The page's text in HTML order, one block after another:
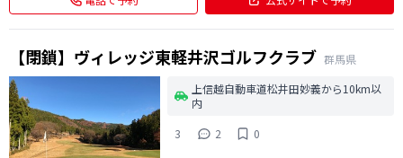
め、表記より短いです。 オープン
【閉鎖】ヴィレッジ東軽井沢ゴルフクラブ 群馬県
上信越自動車道松井田妙義から10km以
内
3
2 0